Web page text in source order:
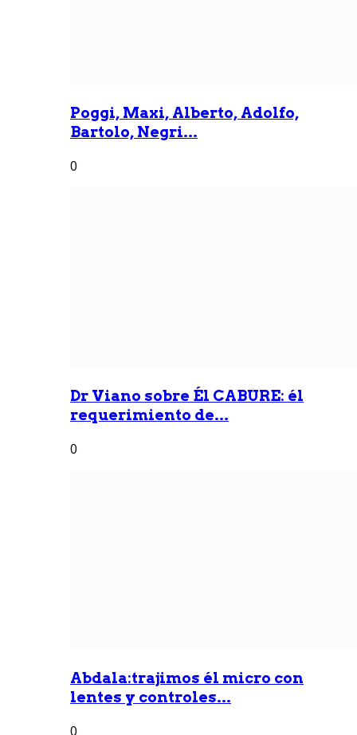
Poggi, Maxi, Alberto, Adolfo,
Bartolo, Negri...
0
Dr Viano sobre Él CABURE: él
requerimiento de...
0
Abdala:trajimos él micro con
lentes y controles...
0